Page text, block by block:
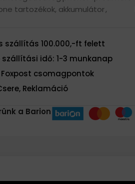
tartozékok, akkumulátor,
szállítás 100.000,-ft felett
idő: 1-3 munkanap
Foxpost csomagpontok
Reklamáció
a Barion